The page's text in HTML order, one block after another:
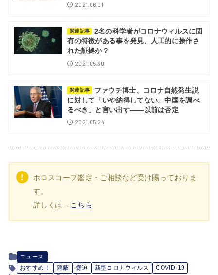
2021.06.01
関連記事
2名の科学者がコロナウィルスに固
有の特徴がある事を発見、人工的に操作さ
れた証拠か？
2021.05.30
関連記事
ファウチ博士、コロナ自然発生説
に対して「いや納得してない。中国を調べ
るべき」と言い出す――以前は否定
2021.05.24
ホロスコープ鑑定・ご相談など受け賜っておりま
す。
詳しくは→ こちら
ニュース
おすすめ！
隠蔽 脅迫 新型コロナウィルス
COVID-19